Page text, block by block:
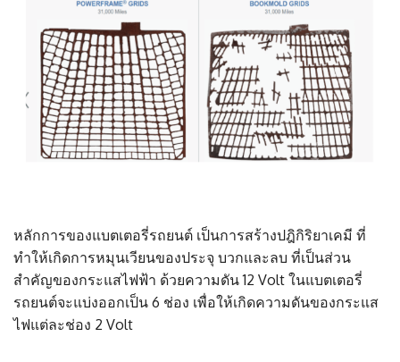
หลักการของแบตเตอรี่รถยนต์ เป็นการสร้างปฎิกิริยาเคมี ที่
ทำให้เกิดการหมุนเวียนของประจุ บวกและลบ ที่เป็นส่วน
สำคัญของกระแสไฟฟ้า ด้วยความดัน 12 Volt ในแบตเตอรี่
รถยนต์จะแบ่งออกเป็น 6 ช่อง เพื่อให้เกิดความดันของกระแส
ไฟแต่ละช่อง 2 Volt